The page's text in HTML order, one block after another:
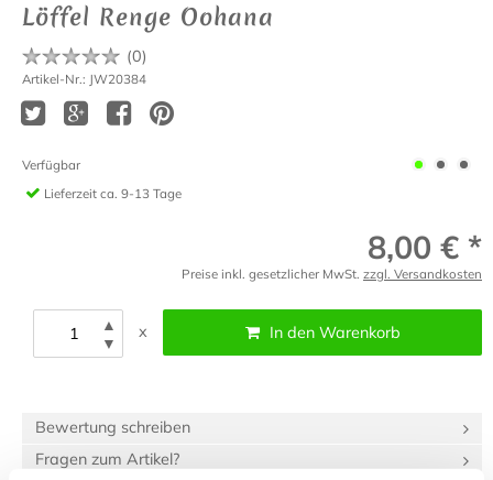
Löffel Renge Oohana
(0)
Artikel-Nr.: JW20384
Verfügbar
Lieferzeit ca. 9-13 Tage
8,00 € *
Preise inkl. gesetzlicher MwSt. zzgl. Versandkosten
▲
▼
x In den Warenkorb
Bewertung schreiben
Fragen zum Artikel?